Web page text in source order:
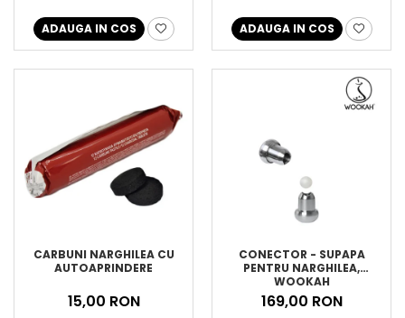
ADAUGA IN COS ADAUGA IN COS
CARBUNI NARGHILEA CU
AUTOAPRINDERE
15,00 RON
CONECTOR - SUPAPA
PENTRU NARGHILEA,
WOOKAH
169,00 RON